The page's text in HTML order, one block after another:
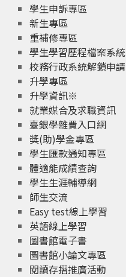
學生申訴專區
新生專區
重補修專區
學生學習歷程檔案系統
校務行政系統解鎖申請
升學專區
升學資訊※
就業媒合及求職資訊
臺銀學雜費入口網
獎(助)學金專區
學生匯款通知專區
體適能成績查詢
學生生涯輔導網
師生交流
Easy test線上學習
英語線上學習
圖書館電子書
圖書館小論文專區
閱讀存摺推廣活動